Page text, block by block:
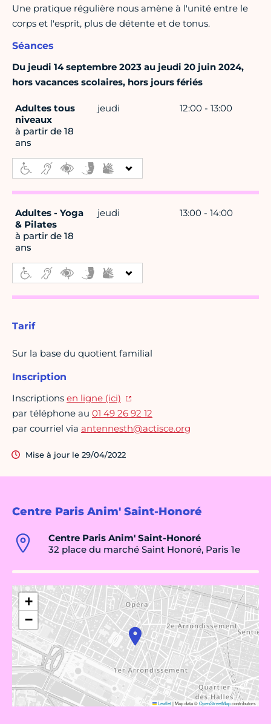
Centre Paris Anim' Saint-Honoré
Centre Paris Anim' Saint-Honoré
32 place du marché Saint Honoré, Paris 1e
+
−
Leaflet|Map data ©OpenStreetMapcontributors
Une pratique régulière nous amène à l'unité entre le
corps et l'esprit, plus de détente et de tonus.
Séances
Du jeudi 14 septembre 2023 au jeudi 20 juin 2024,
hors vacances scolaires, hors jours fériés
Adultes tous
niveaux
à partir de 18
ans
jeudi 12:00 - 13:00
Adultes - Yoga
& Pilates
à partir de 18
ans
jeudi 13:00 - 14:00
Tarif
Sur la base du quotient familial
Inscription
Inscriptions en ligne (ici)
par téléphone au 01 49 26 92 12
par courriel via antennesth@actisce.org
Mise à jour le 29/04/2022